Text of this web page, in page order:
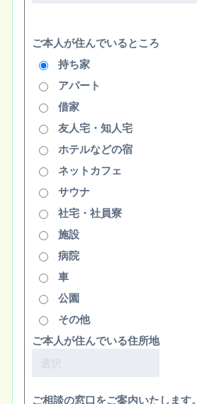
ご本人が住んでいるところ
持ち家
アパート
借家
友人宅・知人宅
ホテルなどの宿
ネットカフェ
サウナ
社宅・社員寮
施設
病院
車
公園
その他
ご本人が住んでいる住所地
ご相談の窓口をご案内いたします。